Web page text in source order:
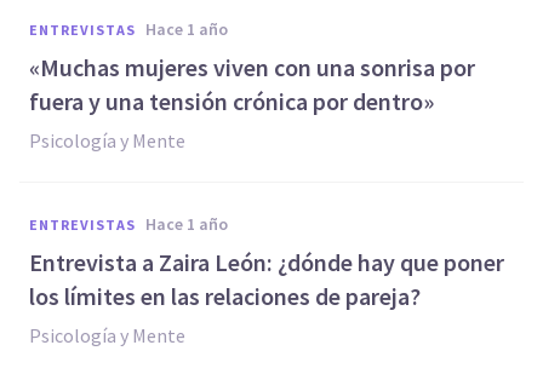
ENTREVISTAS hace 1 año
«Muchas mujeres viven con una sonrisa por
fuera y una tensión crónica por dentro»
Psicología y Mente
ENTREVISTAS hace 1 año
Entrevista a Zaira León: ¿dónde hay que poner
los límites en las relaciones de pareja?
Psicología y Mente